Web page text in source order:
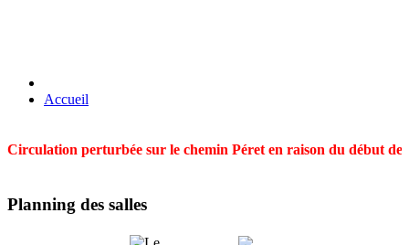
Accueil
Circulation perturbée sur le chemin Péret en raison du début
Planning des salles